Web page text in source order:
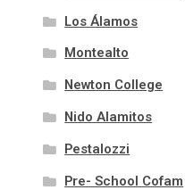
Los Álamos
Montealto
Newton College
Nido Alamitos
Pestalozzi
Pre- School Cofam